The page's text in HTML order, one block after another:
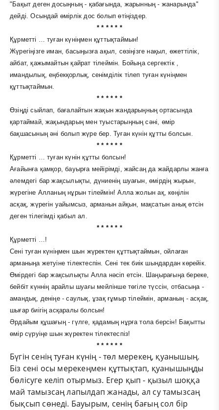
"Бақыт деген досыңның - қабағында, жарынның - жанарында"
дейді. Осындай өмірлік дос болып өтіңіздер.
* * * * * *
Құрметті … туған күніңмен құттықтаймын!
Жүрегіңізге иман, басыңызға ақыл, сөзіңізге нақыл, өжеттілік,
айбат, қажымайтын қайрат тілеймін. Бойыңа сергектік ,
имандылық, еңбекқорлық, сенімділік тілеп туған күніңмен
құттықтаймын.
* * * * * *
Өзіңді сыйлап, бағалайтын жақын жандарыңның ортасында
қартаймай, жақындарың мен туыстарыңның сәні, өмір
бақшасының әні болып жүре бер. Туған күнін құтты болсын.
* * * * * *
Құрметті … туған күнін құтты болсын!
Ағайынға қамқор, бауырға мейірімді, жайсаң да жайдарлы жанға
әлемдегі бар жақсылықты, дүниенің шуағын, өмірдің жырын,
жүрегіне Алланың нұрын тілеймін! Алла жолын ақ, көңілін
асқақ, жүрегін уайымсыз, арманын айқын, мақсатын анық өтсін
деген тілегімді қабыл ал.
* * * * * *
Құрметті …!
Сені туған күніңмен шын жүректен құттықтаймын, ойлаған
арманыңа жетуіне тілектеспін. Сені тек биік шындардан көрейік.
Өмірдегі бар жақсылықты Алла нәсіп етсін. Шаңырағыңа береке,
бейбіт күннің арайлы шуағы мейлінше төгіле түссін, отбасыңа -
амандық, денiңе - саулық, ұзақ ғұмыр тiлеймiн, арманың - аcқақ,
шығар биігің aсқарaлы болсын!
Әрдайым құшағың - гүлге, қадамың нұрға тола берсін! Бақытты
өмір сүруіңе шын жүректен тiлектеспiз!
* * * * * *
Бүгін сенің туған күнің - төл мерекең, қуанышың.
Біз сені осы мерекеңмен құттықтап, қуанышыңды
бөлісуге келіп отырмыз. Егер қып - қызыл шоққа
май тамызсаң лапылдап жанады, ал су тамызсаң
бықсып сөнеді. Бауырым, сенің бағың сол бір